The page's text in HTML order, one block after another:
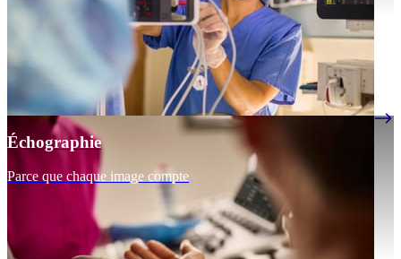
Échographie
Parce que chaque image compte